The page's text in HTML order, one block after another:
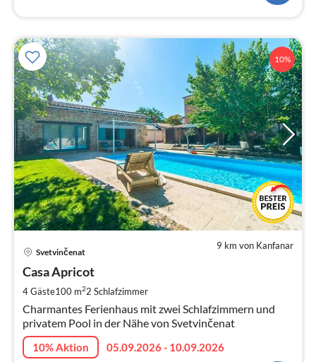
10%
9 km von Kanfanar
Svetvinčenat
Casa Apricot
4 Gäste100 m22 Schlafzimmer
Charmantes Ferienhaus mit zwei Schlafzimmern und
privatem Pool in der Nähe von Svetvinčenat
10% Aktion
05.09.2026 - 10.09.2026